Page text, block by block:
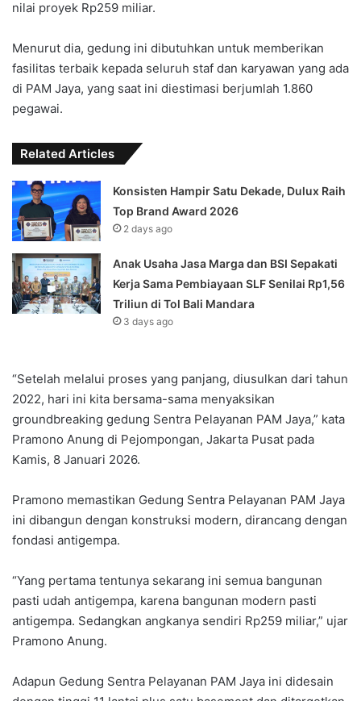
nilai proyek Rp259 miliar.
Menurut dia, gedung ini dibutuhkan untuk memberikan
fasilitas terbaik kepada seluruh staf dan karyawan yang ada
di PAM Jaya, yang saat ini diestimasi berjumlah 1.860
pegawai.
Related Articles
Konsisten Hampir Satu Dekade, Dulux Raih
Top Brand Award 2026
2 days ago
Anak Usaha Jasa Marga dan BSI Sepakati
Kerja Sama Pembiayaan SLF ‎Senilai Rp1,56
Triliun di Tol Bali Mandara‎‎
3 days ago
“Setelah melalui proses yang panjang, diusulkan dari tahun
2022, hari ini kita bersama-sama menyaksikan
groundbreaking gedung Sentra Pelayanan PAM Jaya,” kata
Pramono Anung di Pejompongan, Jakarta Pusat pada
Kamis, 8 Januari 2026.
Pramono memastikan Gedung Sentra Pelayanan PAM Jaya
ini dibangun dengan konstruksi modern, dirancang dengan
fondasi antigempa.
“Yang pertama tentunya sekarang ini semua bangunan
pasti udah antigempa, karena bangunan modern pasti
antigempa. Sedangkan angkanya sendiri Rp259 miliar,” ujar
Pramono Anung.
Adapun Gedung Sentra Pelayanan PAM Jaya ini didesain